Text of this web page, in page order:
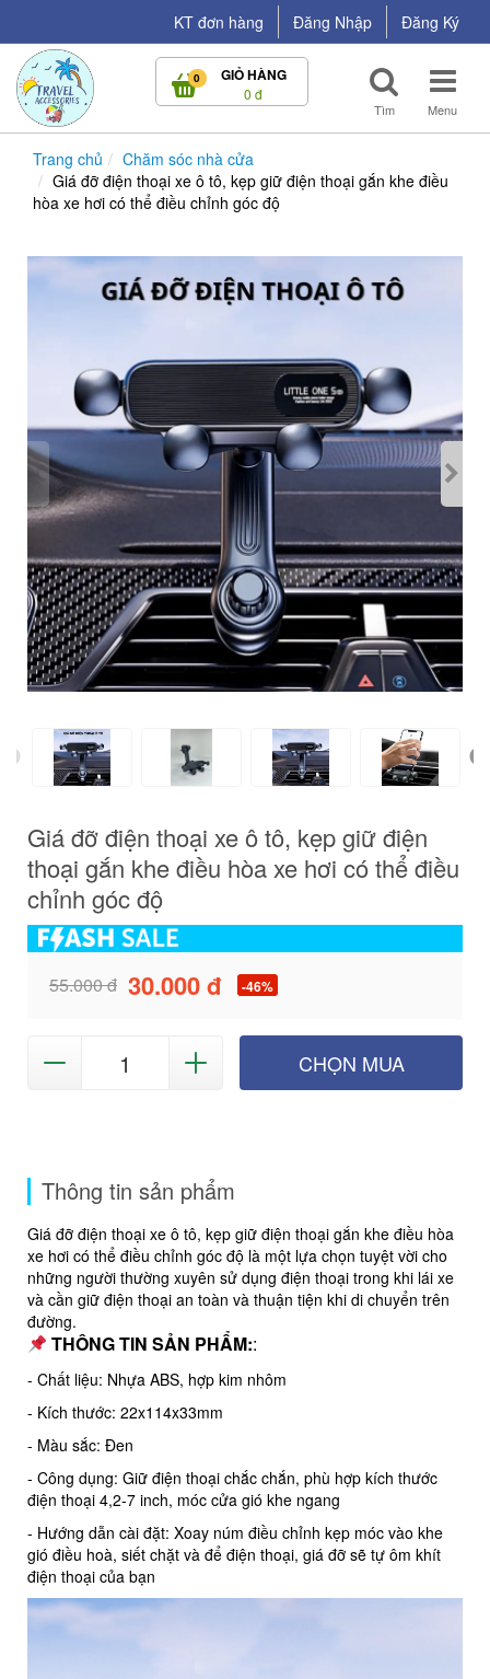
đỡ
điện
thoại
xe
tô,
kẹp
thoại
gắn
khe
điều
hòa
xe
hơi
có
điều
chỉnh
góc
độ
KT đơn hàng Đăng Nhập Đăng Ký
0 GIỎ HÀNG
0 đ
Tìm Menu
Trang chủ
Chăm sóc nhà cửa
Giá đỡ điện thoại xe ô tô, kẹp giữ điện thoại gắn khe điều
hòa xe hơi có thể điều chỉnh góc độ
Giá đỡ điện thoại xe ô tô, kẹp giữ điện
thoại gắn khe điều hòa xe hơi có thể điều
chỉnh góc độ
55.000 đ 30.000 đ -46%
CHỌN MUA
Thông tin sản phẩm
Giá đỡ điện thoại xe ô tô, kẹp giữ điện thoại gắn khe điều hòa
xe hơi có thể điều chỉnh góc độ là một lựa chọn tuyệt vời cho
những người thường xuyên sử dụng điện thoại trong khi lái xe
và cần giữ điện thoại an toàn và thuận tiện khi di chuyển trên
đường.
THÔNG TIN SẢN PHẨM::
- Chất liệu: Nhựa ABS, hợp kim nhôm
- Kích thước: 22x114x33mm
- Màu sắc: Đen
- Công dụng: Giữ điện thoại chắc chắn, phù hợp kích thước
điện thoại 4,2-7 inch, móc cửa gió khe ngang
- Hướng dẫn cài đặt: Xoay núm điều chỉnh kẹp móc vào khe
gió điều hoà, siết chặt và để điện thoại, giá đỡ sẽ tự ôm khít
điện thoại của bạn